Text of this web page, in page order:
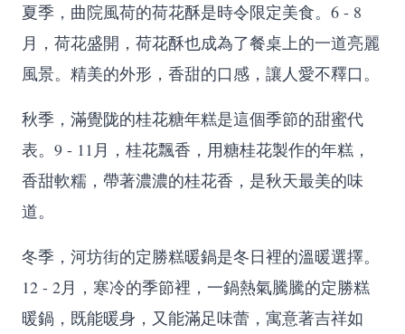
夏季，曲院風荷的荷花酥是時令限定美食。6 - 8
月，荷花盛開，荷花酥也成為了餐桌上的一道亮麗
風景。精美的外形，香甜的口感，讓人愛不釋口。
秋季，滿覺陇的桂花糖年糕是這個季節的甜蜜代
表。9 - 11月，桂花飄香，用糖桂花製作的年糕，
香甜軟糯，帶著濃濃的桂花香，是秋天最美的味
道。
冬季，河坊街的定勝糕暖鍋是冬日裡的溫暖選擇。
12 - 2月，寒冷的季節裡，一鍋熱氣騰騰的定勝糕
暖鍋，既能暖身，又能滿足味蕾，寓意著吉祥如